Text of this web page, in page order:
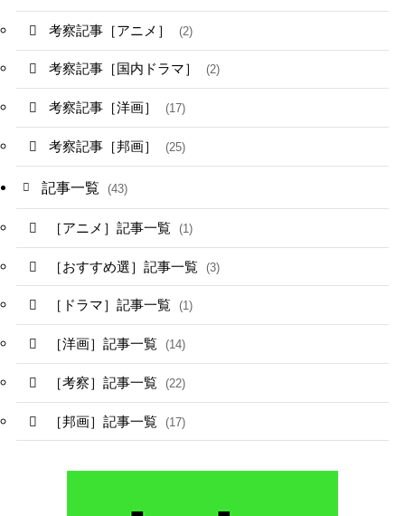
考察記事［アニメ］ (2)
考察記事［国内ドラマ］ (2)
考察記事［洋画］ (17)
考察記事［邦画］ (25)
記事一覧 (43)
［アニメ］記事一覧 (1)
［おすすめ選］記事一覧 (3)
［ドラマ］記事一覧 (1)
［洋画］記事一覧 (14)
［考察］記事一覧 (22)
［邦画］記事一覧 (17)